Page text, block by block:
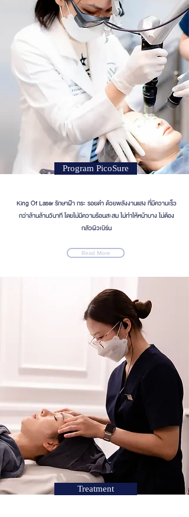
Program PicoSure
King Of Laser รักษาฝ้า กระ รอยดำ ด้วยพลังงานแสง ที่มีความเร็ว
กว่าล้านล้านวินาที โดยไม่มีความร้อนสะสม ไม่ทําให้หน้าบาง ไม่ต้อง
กลัวผิวเบิร์น
Read More
Treatment